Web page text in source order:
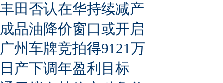
丰田否认在华持续减产
成品油降价窗口或开启
广州车牌竞拍得9121万
日产下调年盈利目标